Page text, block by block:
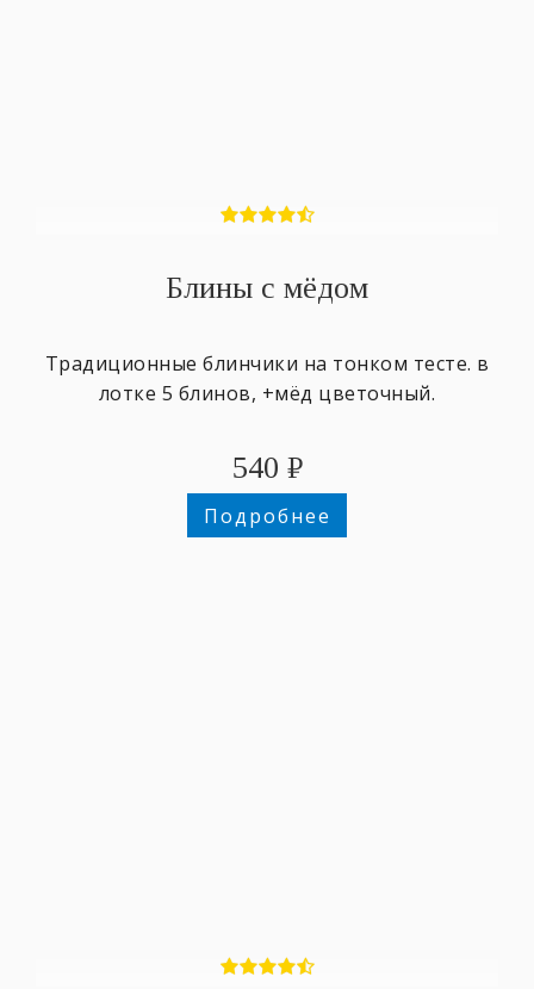
Блины с мёдом
Традиционные блинчики на тонком тесте. в
лотке 5 блинов, +мёд цветочный.
540 ₽
Подробнее